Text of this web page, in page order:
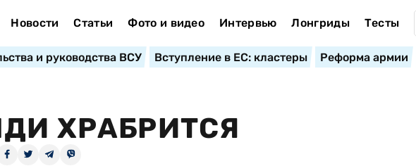
Новости Статьи Фото и видео Интервью Лонгриды Тесты
и руководства ВСУ Вступление в ЕС: кластеры Реформа армии
ХРАБРИТСЯ